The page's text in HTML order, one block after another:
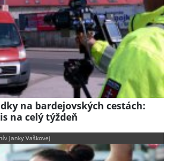
na bardejovských cestách:
na celý týždeň
Janky Vaškovej